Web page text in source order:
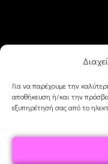
Για να παρέχουμε την
αποθήκευση ή/και την
εξυπηρέτησή σας από το